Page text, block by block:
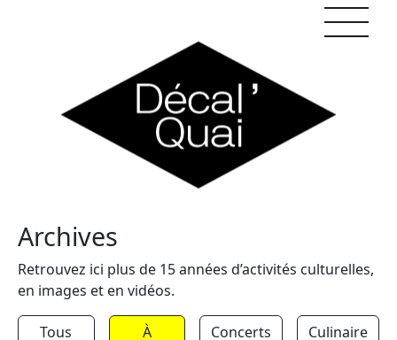
Archives
Retrouvez ici plus de 15 années d’activités culturelles,
en images et en vidéos.
Tous
À
Concerts Culinaire